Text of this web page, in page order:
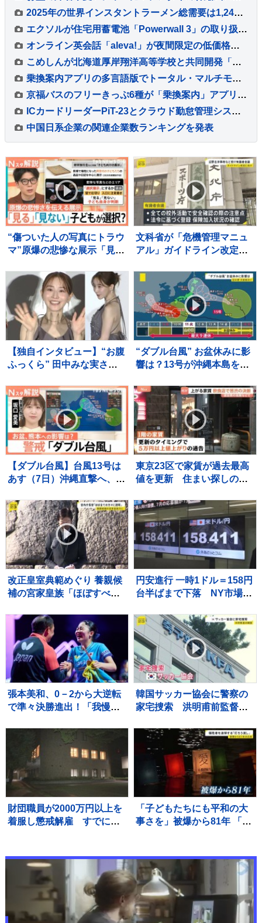
2025年の世界インスタントラーメン総需要は1,242.1億食に
エクソルが住宅用蓄電池「Powerwall 3」の取り扱いを開始
オンライン英会話「aleva!」が夜間限定の低価格プランを提供開始
こめしんが北海道厚岸翔洋高等学校と共同開発「カレー＆いかくんおむすび」を発売
乗換案内アプリの多言語版でトータル・マルチモーダル経路検索が利用可能に
京福バスのフリーきっぷ6種が「乗換案内」アプリで利用可能に
ICカードリーダーPiT-23とクラウド勤怠管理システムRecoRuが連携開始
中国日系企業の関連企業数ランキングを発表
“傷ついた人の写真にトラウ
マ”原爆の悲惨な展示「見
択に賛否【Nスタ解説】
文科省が「危機管理マニュ
アル」ガイドライン改定
道バス事故…学校外の事故
相次ぐ 有識者会議で議論
し年内に取りまとめへ
【独自インタビュー】“お腹
ふっくら” 田中みな実さ
“プライベートな時間” は？
“ダブル台風” お盆休みに影
響は？13号が沖縄本島を直
ンセル相次ぐ 週明け15号
が北日本に接近【news23】
【ダブル台風】台風13号は
あす（7日）沖縄直撃へ、台
本～東日本に接近するおそ
れ【Nスタ解説】
東京23区で家賃が過去最高
値を更新 住まい探しの苦
苦渋の決断も…
改正皇室典範めぐり 養親候
補の宮家皇族「ほぼすべて
明かす 男系男子の養子候
補は「把握せず」
円安進行 一時1ドル＝158円
台半ばまで下落 NY市場で
に
張本美和、0－2から大逆転
で準々決勝進出！「我慢す
いた」松島輝空らもベスト8
入り【卓球・WTT横浜】
韓国サッカー協会に警察の
家宅捜索 洪明甫前監督の
かったか捜査 李在明大統
領も「身内重視の人事の失
敗」痛烈批判
財団職員が2000万円以上を
着服し懲戒解雇 すでに全
「子どもたちにも平和の大
事さを」被爆から81年 「原
には原爆で亡くなった家族
や知人の名前